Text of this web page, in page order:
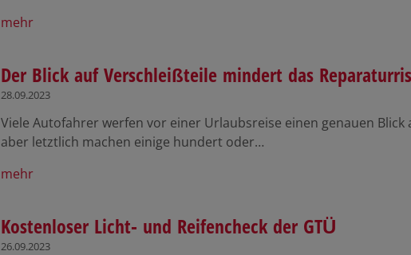
mehr
Der Blick auf Verschleißteile mindert das
28.09.2023
Viele Autofahrer werfen vor einer Urlaubsreise einen genauen
aber letztlich machen einige hundert oder…
mehr
Kostenloser Licht- und Reifencheck der GTÜ
26.09.2023